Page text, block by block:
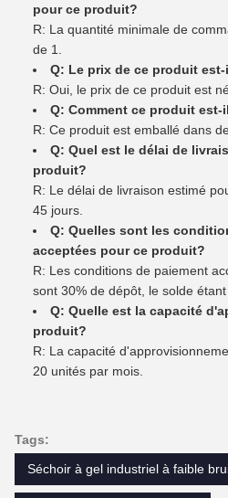
pour ce produit?
R: La quantité minimale de
de 1.
Q: Le prix de ce produit
R: Oui, le prix de ce produit est
Q: Comment ce produit est-
R: Ce produit est emballé dans
Q: Quel est le délai de
produit?
R: Le délai de livraison estimé
45 jours.
Q: Quelles sont les
acceptées pour ce produit?
R: Les conditions de paiement
sont 30% de dépôt, le solde
Q: Quelle est la capacité
produit?
R: La capacité
20 unités par mois.
Tags:
Séchoir à gel industriel à faible